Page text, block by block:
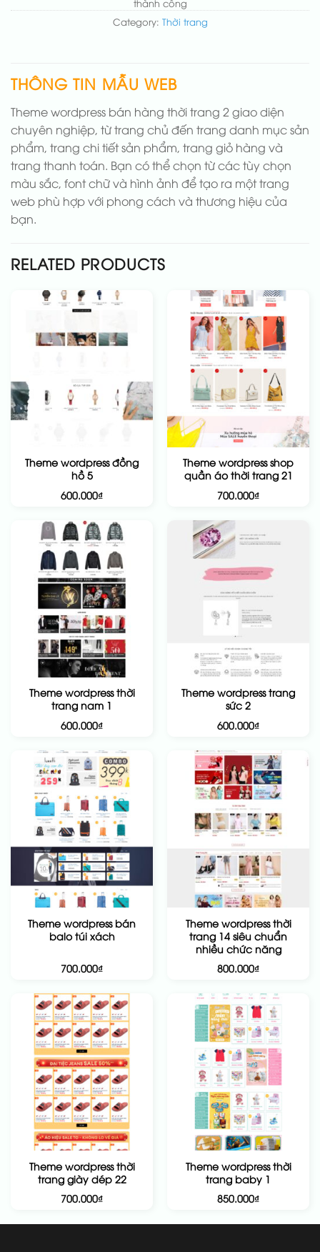
thành công
Category: Thời trang
THÔNG TIN MẪU WEB
Theme wordpress bán hàng thời trang 2 giao diện
chuyên nghiệp, từ trang chủ đến trang danh mục sản
phẩm, trang chi tiết sản phẩm, trang giỏ hàng và
trang thanh toán. Bạn có thể chọn từ các tùy chọn
màu sắc, font chữ và hình ảnh để tạo ra một trang
web phù hợp với phong cách và thương hiệu của
bạn.
RELATED PRODUCTS
Theme wordpress đồng
hồ 5
600.000₫
Theme wordpress shop
quần áo thời trang 21
700.000₫
Theme wordpress thời
trang nam 1
600.000₫
Theme wordpress trang
sức 2
600.000₫
Theme wordpress bán
balo túi xách
700.000₫
Theme wordpress thời
trang 14 siêu chuẩn
nhiều chức năng
800.000₫
Theme wordpress thời
trang giày dép 22
700.000₫
Theme wordpress thời
trang baby 1
850.000₫